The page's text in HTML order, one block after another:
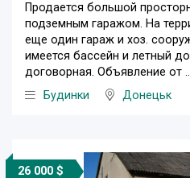
Продается большой
подземным гаражом. На
еще один гараж и хоз.
имеется бассейн и летный
договорная. Объявление от
Будинки
Донецьк
26 000 $